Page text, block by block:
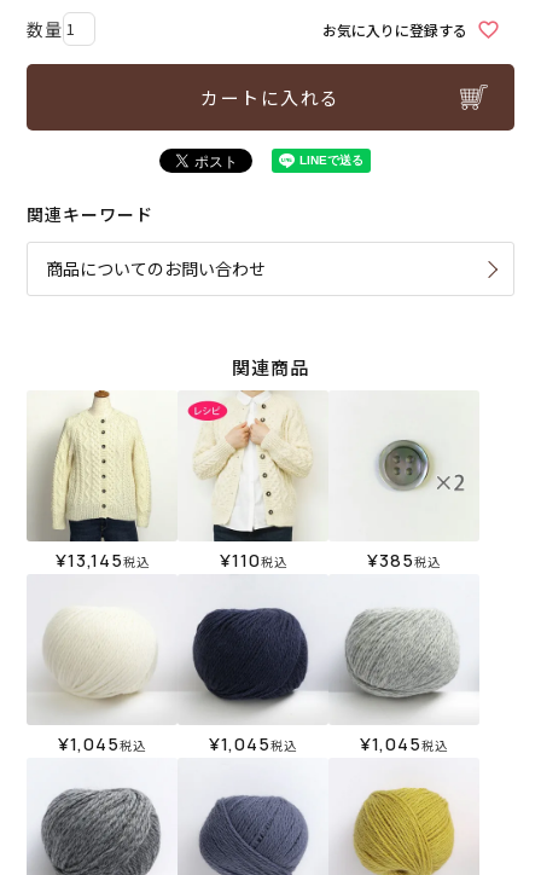
お気に入りに登録する
カートに入れる
関連キーワード
商品についてのお問い合わせ
関連商品
¥13,145税込 ¥110税込 ¥385税込
¥1,045税込 ¥1,045税込 ¥1,045税込